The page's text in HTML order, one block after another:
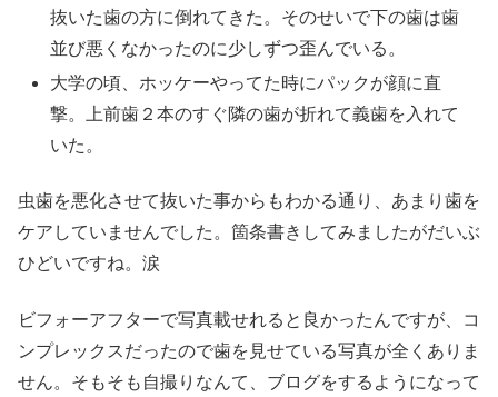
抜いた歯の方に倒れてきた。そのせいで下の歯は歯
並び悪くなかったのに少しずつ歪んでいる。
大学の頃、ホッケーやってた時にパックが顔に直
撃。上前歯２本のすぐ隣の歯が折れて義歯を入れて
いた。
虫歯を悪化させて抜いた事からもわかる通り、あまり歯を
ケアしていませんでした。箇条書きしてみましたがだいぶ
ひどいですね。涙
ビフォーアフターで写真載せれると良かったんですが、コ
ンプレックスだったので歯を見せている写真が全くありま
せん。そもそも自撮りなんて、ブログをするようになって